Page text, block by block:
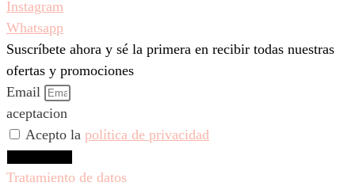
Instagram
Whatsapp
Suscríbete ahora y sé la primera en recibir todas nuestras
ofertas y promociones
Email
aceptacion
Acepto la política de privacidad
Tratamiento de datos